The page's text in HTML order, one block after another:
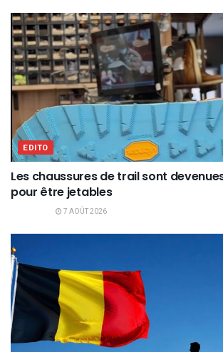
EDITO
Les chaussures de trail sont
pour être jetables
7 AOÛT 2026